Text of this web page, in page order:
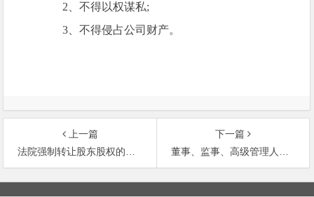
2、不得以权谋私;
3、不得侵占公司财产。
上一篇
法院强制转让股东股权的程序
下一篇
董事、监事、高级管理人员的禁止行为
文